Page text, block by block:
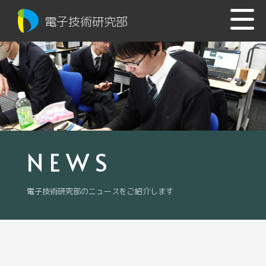
電子技術研究部
NEWS
電子技術研究部のニュースをご紹介します